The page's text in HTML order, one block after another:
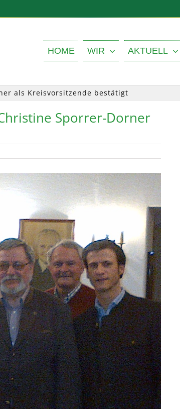
HOME WIR AKTUELL
als Kreisvorsitzende bestätigt
Sporrer-Dorner